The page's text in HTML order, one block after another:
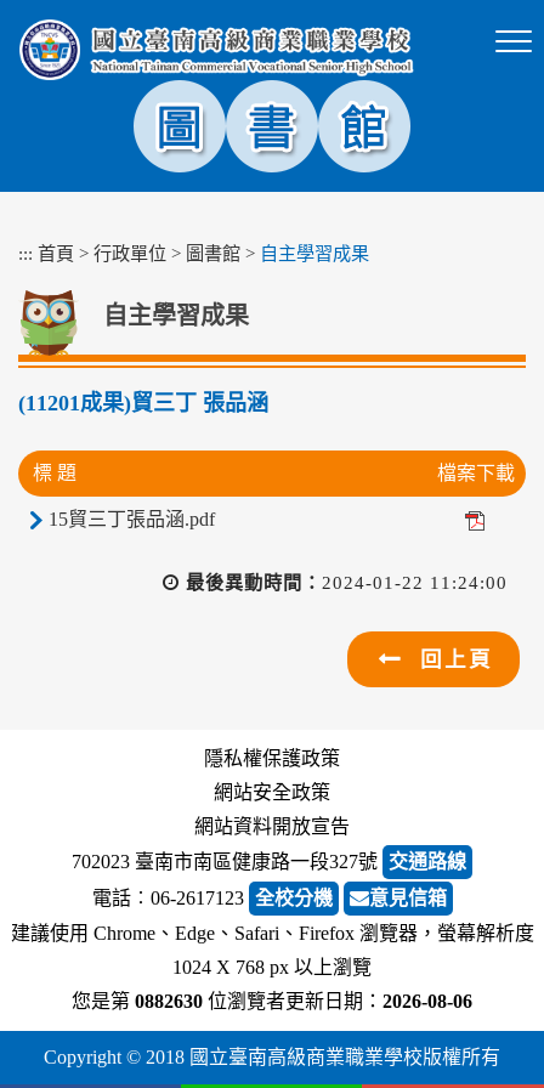
塊
::: 首頁 > 行政單位 > 圖書館 > 自主學習成果
自主學習成果
(11201成果)貿三丁 張品涵
標 題 檔案下載
15貿三丁張品涵.pdf
最後異動時間： 2024-01-22 11:24:00
回上頁
隱私權保護政策
網站安全政策
網站資料開放宣告
702023 臺南市南區健康路一段327號 交通路線
電話︰06-2617123 全校分機
意見信箱
建議使用 Chrome、Edge、Safari、Firefox 瀏覽器，螢幕解析度
1024 X 768 px 以上瀏覽
您是第 0882630 位瀏覽者更新日期： 2026-08-06
Copyright © 2018 國立臺南高級商業職業學校版權所有